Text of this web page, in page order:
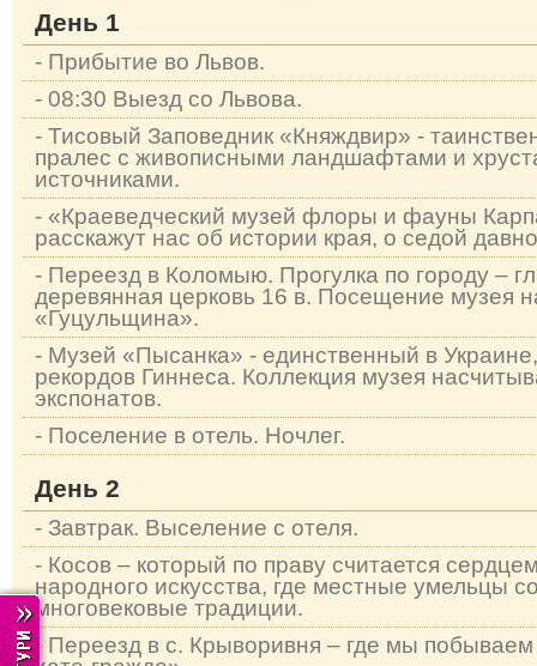
День 1
- Прибытие во Львов.
- 08:30 Выезд со Львова.
- Тисовый Заповедник «Княждвир» -
пралес с живописными ландшафтами и
источниками.
- «Краеведческий музей флоры и фауны
расскажут нас об истории края, о седой
- Переезд в Коломыю. Прогулка по городу –
деревянная церковь 16 в. Посещение музея
«Гуцульщина».
- Музей «Пысанка» - единственный в
рекордов Гиннеса. Коллекция музея
экспонатов.
- Поселение в отель. Ночлег.
День 2
- Завтрак. Выселение с отеля.
- Косов – который по праву считается
народного искусства, где местные умельцы
многовековые традиции.
- Переезд в с. Крыворивня – где мы